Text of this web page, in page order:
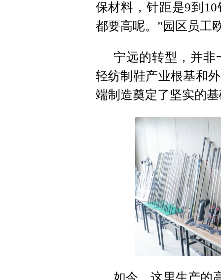
保材料，针距是9到
都要高呢。”园区员工
宁远的转型，并非
轻纺制鞋产业根基和
端制造奠定了坚实的